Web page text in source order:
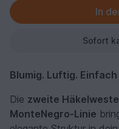
Sofort
Blumig. Luftig.
Die zweite Häkelweste
MonteNegro-Linie